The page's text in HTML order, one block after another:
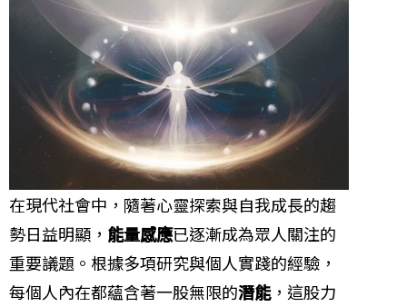
在現代社會中，隨著心靈探索與自我成長的趨
勢日益明顯， 能量感應已逐漸成為眾人關注的
重要議題。根據多項研究與個人實踐的經驗，
每個人內在都蘊含著一股無限的潛能，這股力